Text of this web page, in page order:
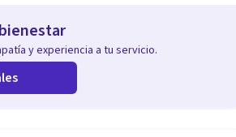
y experiencia a tu servicio.